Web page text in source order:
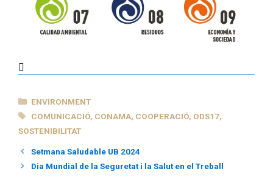
CATEGORIES
ENVIRONMENT
TAGS
COMUNICACIÓ, CONAMA, COOPERACIÓ, ODS17,
SOSTENIBILITAT
Setmana Saludable UB 2024
Dia Mundial de la Seguretat i la Salut en el Treball